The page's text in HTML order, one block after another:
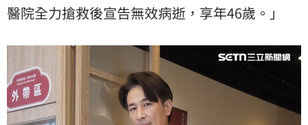
醫院全力搶救後宣告無效病逝，享年46歲。」